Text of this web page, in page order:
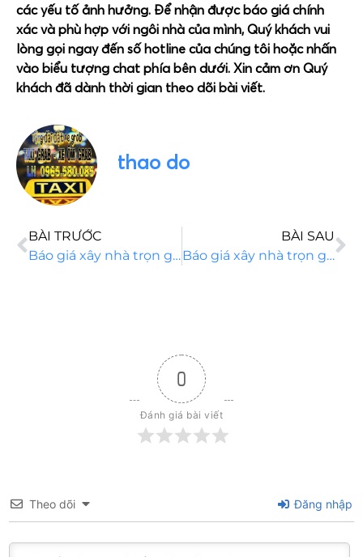
các yếu tố ảnh hưởng. Để nhận được báo giá chính
xác và phù hợp với ngôi nhà của mình, Quý khách vui
lòng gọi ngay đến số hotline của chúng tôi hoặc nhấn
vào biểu tượng chat phía bên dưới. Xin cảm ơn Quý
khách đã dành thời gian theo dõi bài viết.
thao do
BÀI TRƯỚC
Báo giá xây nhà trọn gói mới nhất năm 2023 trên toàn quốc
BÀI SAU
Báo giá xây nhà trọn gói và những thông tin chi tiết nhất
0
Đánh giá bài viết
Theo dõi Đăng nhập